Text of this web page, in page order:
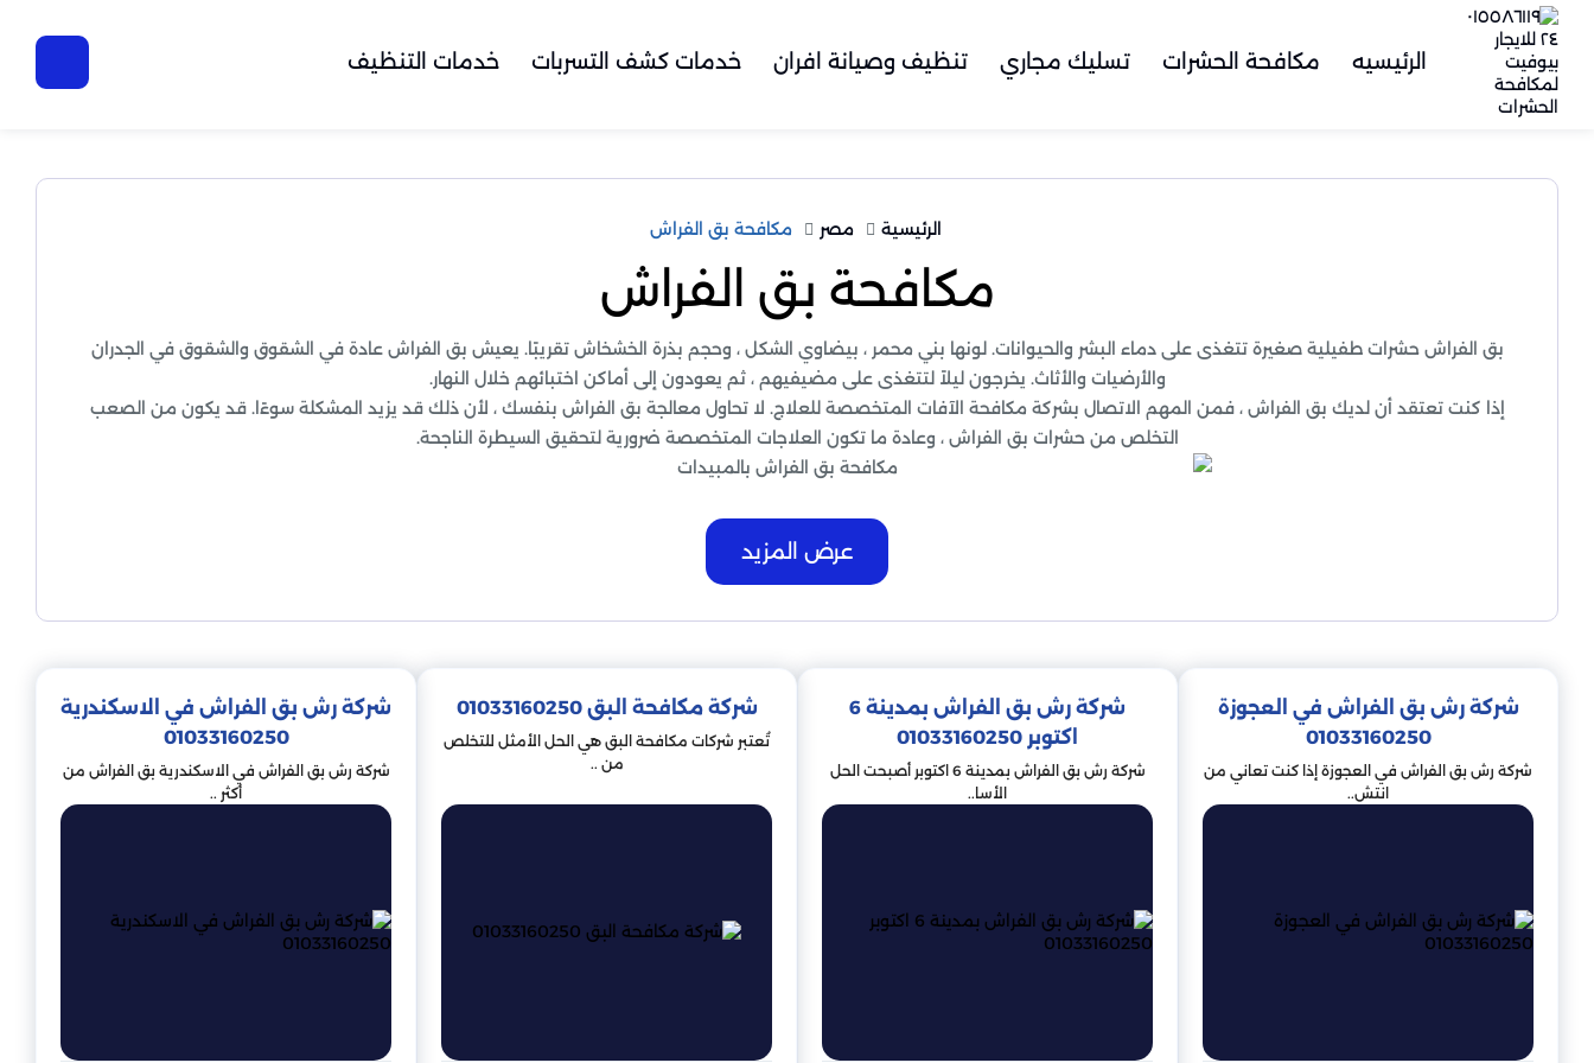
الرئيسيه مكافحة الحشرات تسليك مجاري تنظيف وصيانة افران خدمات كشف التسربات خدمات التنظيف
الرئيسية مصر مكافحة بق الفراش
مكافحة بق الفراش
بق الفراش حشرات طفيلية صغيرة تتغذى على دماء البشر والحيوانات. لونها بني محمر ، بيضاوي الشكل ، وحجم بذرة الخشخاش تقريبًا. يعيش بق الفراش عادة في الشقوق والشقوق في الجدران
والأرضيات والأثاث. يخرجون ليلاً لتتغذى على مضيفيهم ، ثم يعودون إلى أماكن اختبائهم خلال النهار.
إذا كنت تعتقد أن لديك بق الفراش ، فمن المهم الاتصال بشركة مكافحة الآفات المتخصصة للعلاج. لا تحاول معالجة بق الفراش بنفسك ، لأن ذلك قد يزيد المشكلة سوءًا. قد يكون من الصعب
التخلص من حشرات بق الفراش ، وعادة ما تكون العلاجات المتخصصة ضرورية لتحقيق السيطرة الناجحة.
مكافحة بق الفراش بالمبيدات
مكافحة بق الفراش
الدمام هي عاصمة المنطقة الشرقية من المملكة العربية السعودية ، وعلى هذا النحو ، فإن مكافحة بق الفراش تؤخذ على محمل الجد. يوجد بالمدينة فريق متخصص من خبراء مكافحة الآفات
تكون هذه المواد الكيميائية ضارة للإنسان والحيوانات الأليفة إذا لم يتم استخدامها بشكل صحيح ، لذلك من المهم اتباع جميع التعليمات عند استخدامها.
طريقة أخرى للسيطرة على بق الفراش في الدمام هي من خلال استخدام المعالجة الحرارية. يتضمن ذلك استخدام مراوح وسخانات عالية الطاقة لرفع درجة الحرارة في منطقة موبوءة إلى مستوى
عرض المزيد
شركة رش بق الفراش في العجوزة
01033160250
شركة رش بق الفراش في العجوزة إذا كنت تعاني من
انتش..
شركة رش بق الفراش بمدينة 6
اكتوبر 01033160250
شركة رش بق الفراش بمدينة 6 اكتوبر أصبحت الحل
الأسا..
شركة مكافحة البق 01033160250
تُعتبر شركات مكافحة البق هي الحل الأمثل للتخلص
من ..
شركة رش بق الفراش في الاسكندرية
01033160250
شركة رش بق الفراش في الاسكندرية بق الفراش من
أكثر ..